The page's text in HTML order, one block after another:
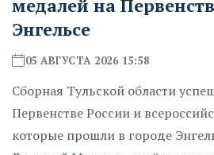
медалей на
Энгельсе
05 АВГУСТА 2026 15:58
Сборная Тульской области
Первенстве России и
которые прошли в городе